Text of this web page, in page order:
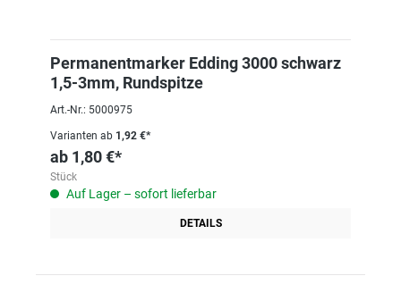
Permanentmarker Edding 3000 schwarz
1,5-3mm, Rundspitze
Art.-Nr.: 5000975
Varianten ab 1,92 €*
ab 1,80 €*
Stück
Auf Lager – sofort lieferbar
DETAILS